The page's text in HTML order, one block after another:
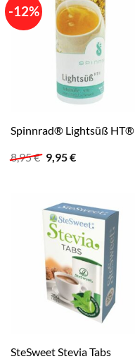
-12%
Spinnrad® Lightsüß HT®
8,95€ Ursprünglicher
Preis
9,95€Aktueller
SteSweet Stevia Tabs